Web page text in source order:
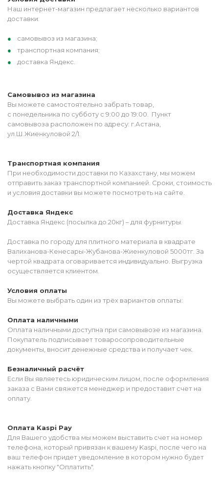
Наш интернет-магазин предлагает несколько вариантов
доставки:
самовывоз из магазина;
транспортная компания;
доставка Яндекс.
Самовывоз из магазина
Вы можете самостоятельно забрать товар,
с понедельника по субботу с 9:00 до 19:00. Пункт
самовывоза расположен по адресу: г.Астана,
ул.Ш.Жиенкуловой 2/1.
Транспортная компания
При необходимости доставки по Казахстану, мы можем
отправить заказ транспортной компанией. Сроки, стоимость
и условия доставки вы можете посмотреть на сайте.
Доставка Яндекс
Доставка Яндекс (посылка до 20кг) – для фурнитуры.
Доставка по городу для плитного материала в квадрате
Валиханова-Кенесары-Жубанова-Жиенкуловой 5000тг. За
чертой квадрата оговаривается индивидуально. Выгрузка
осуществляется клиентом.
Условия оплаты
Вы можете выбрать один из трёх вариантов оплаты:
Оплата наличными
Оплата наличными доступна при самовывозе из магазина.
Покупатель подписывает товаросопроводительные
документы, вносит денежные средства и получает чек.
Безналичный расчёт
Если Вы являетесь юридическим лицом, после оформления
заказа с Вами свяжется менеджер и предоставит счет на
оплату.
Оплата Kaspi Pay
Для Вашего удобства мы можем выставить счет на номер
телефона, который привязан к вашему Kaspi, после чего на
ваш телефон придет уведомление в котором нужно будет
нажать кнопку "Оплатить".